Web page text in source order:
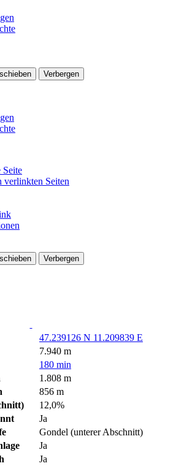
Verbergen
Seite
verlinkten Seiten
Verbergen
47.239126 N 11.209839 E
7.940 m
180 min
1.808 m
856 m
12,0%
Ja
Gondel (unterer Abschnitt)
Ja
Ja